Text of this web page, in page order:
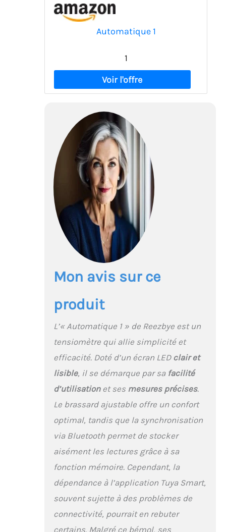
Automatique 1
1
Mon avis sur ce
produit
L’« Automatique 1 » de Reezbye est un
tensiomètre qui allie simplicité et
efficacité. Doté d’un écran LED clair et
lisible, il se démarque par sa facilité
d’utilisationet ses mesures précises.
Le brassard ajustable offre un confort
optimal, tandis que la synchronisation
via Bluetooth permet de stocker
aisément les lectures grâce à sa
fonction mémoire. Cependant, la
dépendance à l’application Tuya Smart,
souvent sujette à des problèmes de
connectivité, pourrait en rebuter
certains. Malgré ce bémol, ses